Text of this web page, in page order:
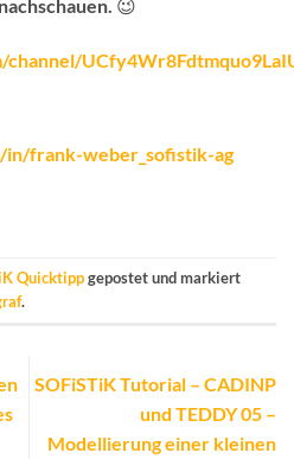
😉
frank-weber_sofistik-ag
Quicktippgepostet und markiert
.
SOFiSTiK Tutorial – CADINP
und TEDDY 05 –
Modellierung einer kleinen